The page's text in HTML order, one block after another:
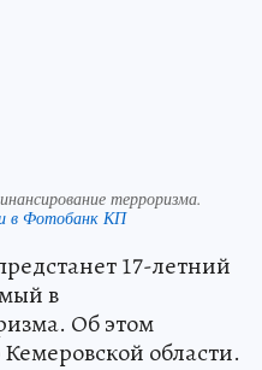
терроризма.
в Фотобанк КП
17-летний
в
Об этом
области.